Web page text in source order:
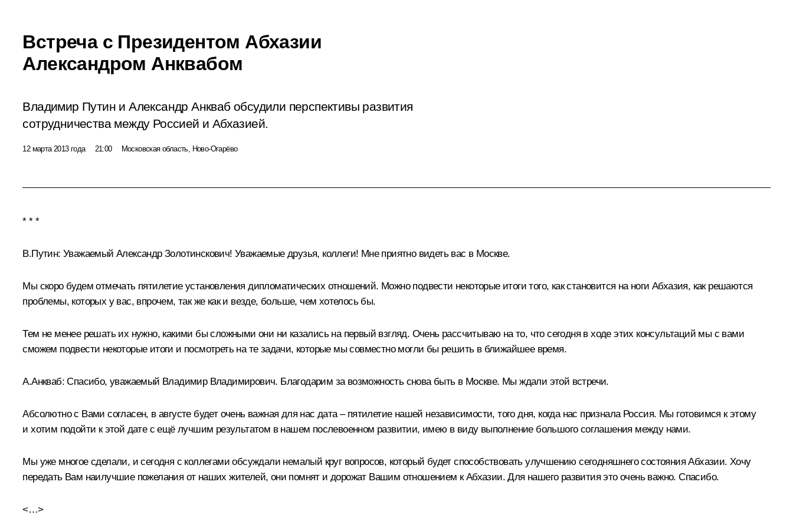
Встреча с Президентом Абхазии
Александром Анквабом
Владимир Путин и Александр Анкваб обсудили перспективы развития
сотрудничества между Россией и Абхазией.
12 марта 2013 года 21:00 Московская область, Ново-Огарёво
* * *
В.Путин: Уважаемый Александр Золотинскович! Уважаемые друзья, коллеги! Мне приятно видеть вас в Москве.
Мы скоро будем отмечать пятилетие установления дипломатических отношений. Можно подвести некоторые итоги того, как становится на ноги Абхазия, как решаются
проблемы, которых у вас, впрочем, так же как и везде, больше, чем хотелось бы.
Тем не менее решать их нужно, какими бы сложными они ни казались на первый взгляд. Очень рассчитываю на то, что сегодня в ходе этих консультаций мы с вами
сможем подвести некоторые итоги и посмотреть на те задачи, которые мы совместно могли бы решить в ближайшее время.
А.Анкваб: Спасибо, уважаемый Владимир Владимирович. Благодарим за возможность снова быть в Москве. Мы ждали этой встречи.
Абсолютно с Вами согласен, в августе будет очень важная для нас дата – пятилетие нашей независимости, того дня, когда нас признала Россия. Мы готовимся к этому
и хотим подойти к этой дате с ещё лучшим результатом в нашем послевоенном развитии, имею в виду выполнение большого соглашения между нами.
Мы уже многое сделали, и сегодня с коллегами обсуждали немалый круг вопросов, который будет способствовать улучшению сегодняшнего состояния Абхазии. Хочу
передать Вам наилучшие пожелания от наших жителей, они помнят и дорожат Вашим отношением к Абхазии. Для нашего развития это очень важно. Спасибо.
<…>